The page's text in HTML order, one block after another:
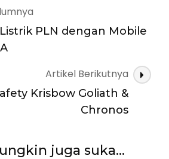
PLN dengan Mobile
Artikel Berikutnya
Krisbow Goliath &
Chronos
juga suka...